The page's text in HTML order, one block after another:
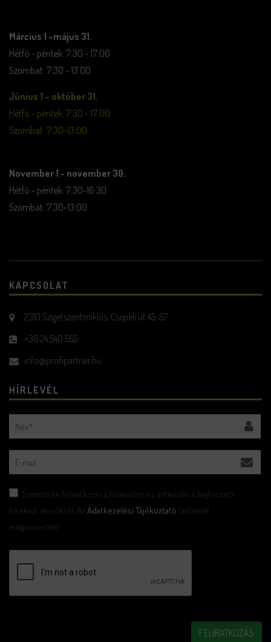
Március 1 –május 31.
Hétfő - péntek: 7:30 - 17:00
Szombat: 7:30 - 13:00
Június 1 – október 31.
Hétfő - péntek: 7:30 - 17:00
Szombat: 7:30-13:00
November 1 - november 30.
Hétfő - péntek: 7:30-16:30
Szombat: 7:30-13:00
KAPCSOLAT
2310 Szigetszentmiklós, Csepeli út 45-57.
+36 24 540 555
info@profipartner.hu
HÍRLEVÉL
Szeretnék feliratkozni a hírlevélre és értesülni a legfrisseb
hírekről, akciókról. Az Adatkezelési Tájékoztató tartalmát
megismertem.
FELIRATKOZÁS